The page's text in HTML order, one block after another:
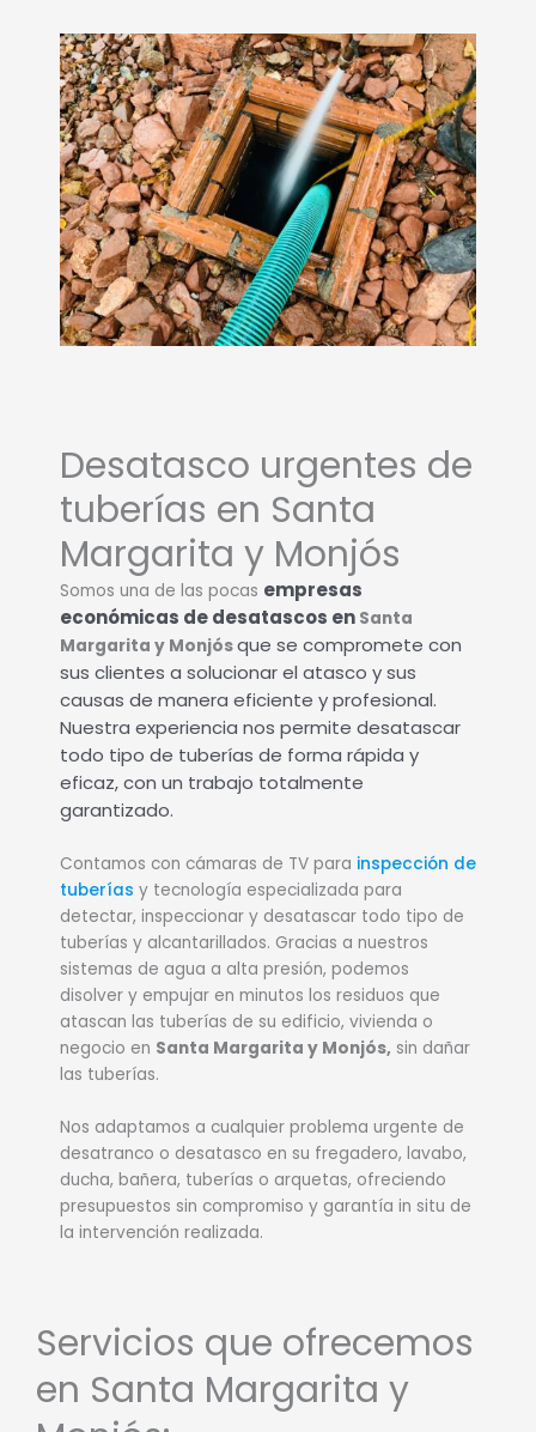
Desatasco urgentes de
tuberías en Santa
Margarita y Monjós
Somos una de las pocas empresas
económicas de desatascos en Santa
Margarita y Monjósque se compromete con
sus clientes a solucionar el atasco y sus
causas de manera eficiente y profesional.
Nuestra experiencia nos permite desatascar
todo tipo de tuberías de forma rápida y
eficaz, con un trabajo totalmente
garantizado.
Contamos con cámaras de TV para inspección de
tuberías y tecnología especializada para
detectar, inspeccionar y desatascar todo tipo de
tuberías y alcantarillados. Gracias a nuestros
sistemas de agua a alta presión, podemos
disolver y empujar en minutos los residuos que
atascan las tuberías de su edificio, vivienda o
negocio en Santa Margarita y Monjós, sin dañar
las tuberías.
Nos adaptamos a cualquier problema urgente de
desatranco o desatasco en su fregadero, lavabo,
ducha, bañera, tuberías o arquetas, ofreciendo
presupuestos sin compromiso y garantía in situ de
la intervención realizada.
Servicios que ofrecemos
en Santa Margarita y